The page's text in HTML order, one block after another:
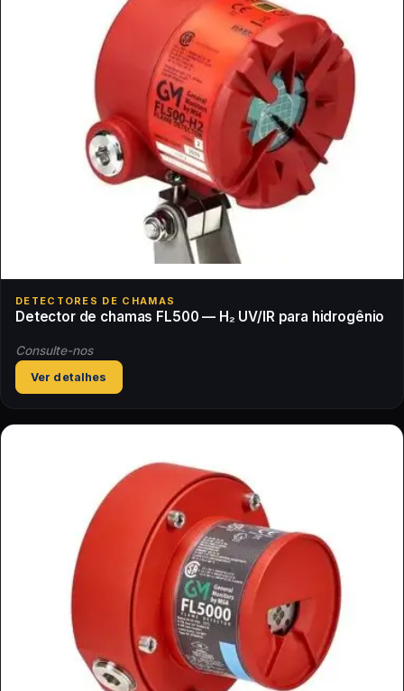
DETECTORES DE CHAMAS
Detector de chamas FL500 — H₂ UV/IR para hidrogênio
Consulte-nos
Ver detalhes